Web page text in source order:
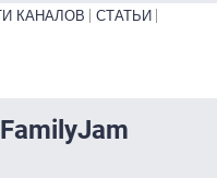
КАНАЛОВ
СТАТЬИ